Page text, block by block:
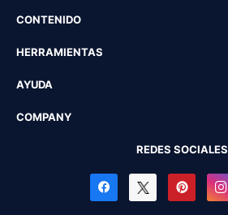
CONTENIDO
HERRAMIENTAS
AYUDA
COMPANY
REDES SOCIALES